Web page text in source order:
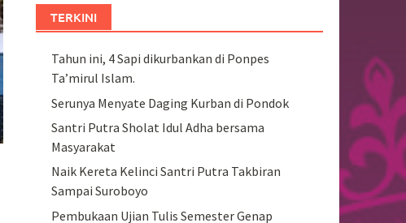
TERKINI
Tahun ini, 4 Sapi dikurbankan di Ponpes
Ta’mirul Islam.
Serunya Menyate Daging Kurban di Pondok
Santri Putra Sholat Idul Adha bersama
Masyarakat
Naik Kereta Kelinci Santri Putra Takbiran
Sampai Suroboyo
Pembukaan Ujian Tulis Semester Genap